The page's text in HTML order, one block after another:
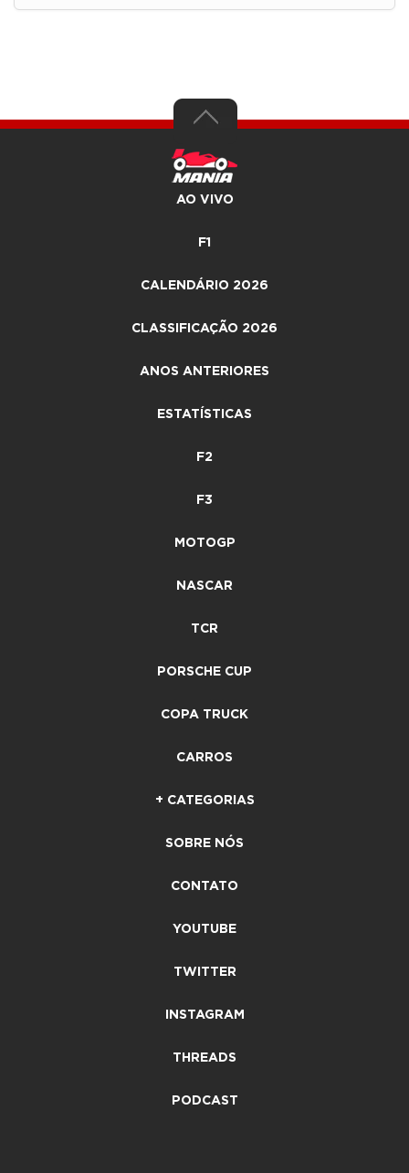
AO VIVO
F1
CALENDÁRIO 2026
CLASSIFICAÇÃO 2026
ANOS ANTERIORES
ESTATÍSTICAS
F2
F3
MOTOGP
NASCAR
TCR
PORSCHE CUP
COPA TRUCK
CARROS
+ CATEGORIAS
SOBRE NÓS
CONTATO
YOUTUBE
TWITTER
INSTAGRAM
THREADS
PODCAST